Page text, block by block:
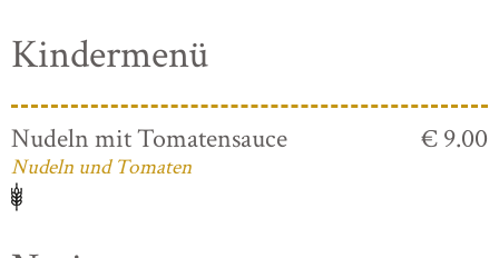
Kindermenü
Nudeln mit Tomatensauce
Nudeln und Tomaten
€ 9.00